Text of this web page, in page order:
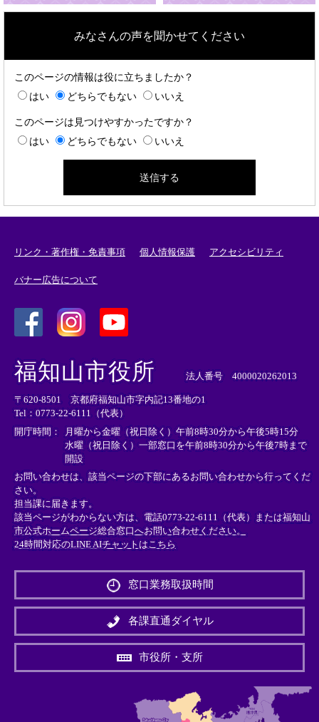
みなさんの声を聞かせてください
このページの情報は役に立ちましたか？
はい
どちらでもない いいえ
このページは見つけやすかったですか？
はい
どちらでもない いいえ
リンク・著作権・免責事項 個人情報保護 アクセシビリティ
バナー広告について
外
部
リ
ン
ク
＞
外
リ
ン
ク
＞
外
部
ン
ク
＞
福知山市役所 法人番号 4000020262013
〒620-8501 京都府福知山市字内記13番地の1
Tel：0773-22-6111（代表）
開庁時間：
月曜から金曜（祝日除く）午前8時30分から午後5時15分
水曜（祝日除く）一部窓口を午前8時30分から午後7時まで
開設
お問い合わせは、該当ページの下部にあるお問い合わせから行ってくだ
さい。
担当課に届きます。
該当ページがわからない方は、電話0773-22-6111（代表）または福知山
市公式ホームページ総合窓口へお問い合わせください。
24時間対応のLINE AIチャットはこちら
外
リ
ン
＞
窓口業務取扱時間
各課直通ダイヤル
市役所・支所